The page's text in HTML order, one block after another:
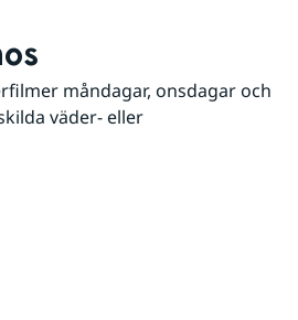
måndagar, onsdagar och
väder- eller